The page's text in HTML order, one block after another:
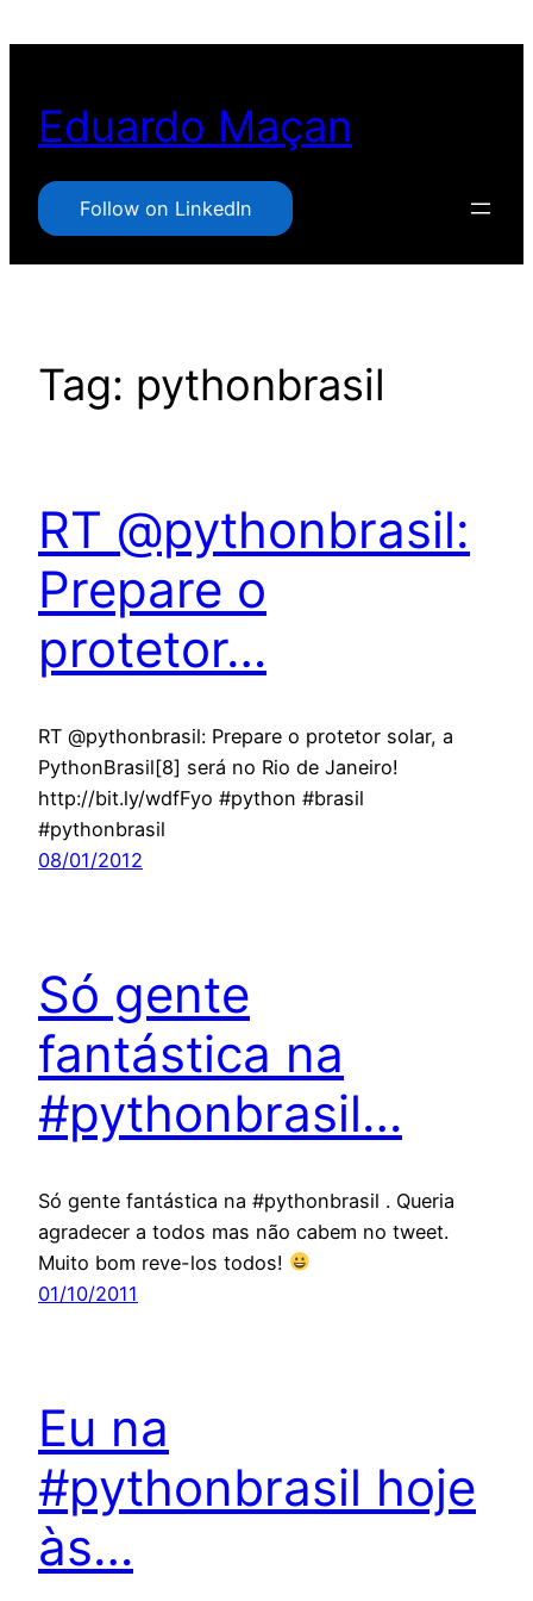
conteúdo
Eduardo Maçan
Follow on LinkedIn
Tag: pythonbrasil
RT @pythonbrasil:
Prepare o
protetor…
RT @pythonbrasil: Prepare o protetor solar, a
PythonBrasil[8] será no Rio de Janeiro!
http://bit.ly/wdfFyo #python #brasil
#pythonbrasil
08/01/2012
Só gente
fantástica na
#pythonbrasil…
Só gente fantástica na #pythonbrasil . Queria
agradecer a todos mas não cabem no tweet.
Muito bom reve-los todos!
01/10/2011
Eu na
#pythonbrasil hoje
às…